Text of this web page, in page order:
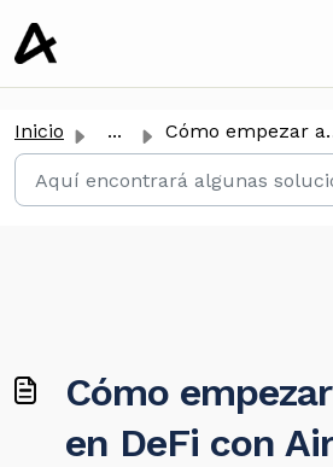
principal
Inicio ... Cómo empezar a invertir en DeFi con Airtm y riesgos a con...
Cómo
en DeFi con